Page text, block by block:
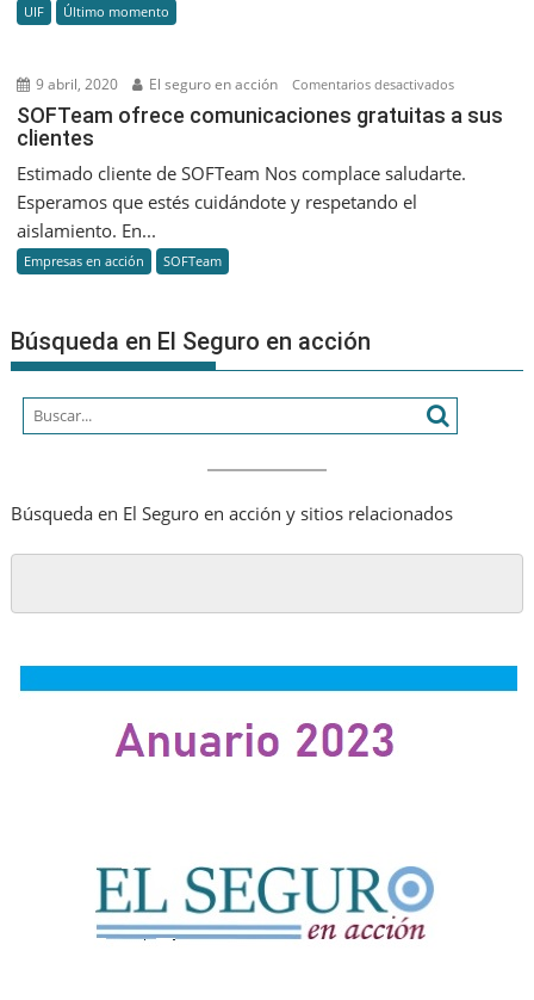
UIF Último momento
9 abril, 2020 El seguro en acción Comentarios desactivadosen
SOFTeam
SOFTeam ofrece comunicaciones gratuitas a sus
clientes
Estimado cliente de SOFTeam Nos complace saludarte.
Esperamos que estés cuidándote y respetando el
aislamiento. En...
Empresas en acción SOFTeam
Búsqueda en El Seguro en acción
Búsqueda en El Seguro en acción y sitios relacionados